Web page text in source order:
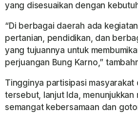
yang disesuaikan dengan
“Di berbagai daerah ada
pertanian, pendidikan, dan
yang tujuannya untuk
perjuangan Bung Karno,”
Tingginya partisipasi masyarakat
tersebut, lanjut Ida, menunjukkan
semangat kebersamaan dan